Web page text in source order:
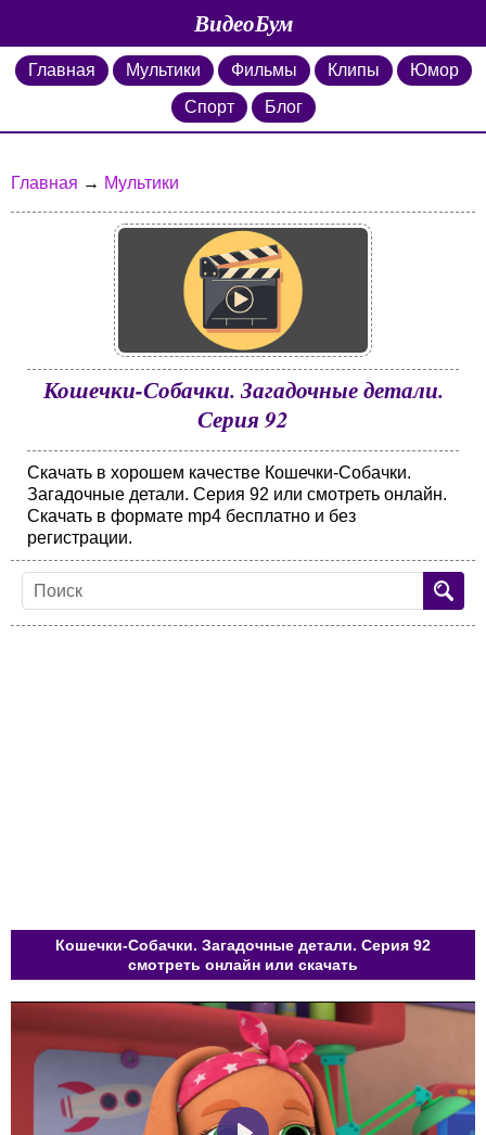
ВидеоБум
Главная Мультики Фильмы Клипы
Юмор
Спорт
Блог
Главная → Мультики
Кошечки-Собачки. Загадочные детали.
Серия 92
Скачать в хорошем качестве Кошечки-Собачки.
Загадочные детали. Серия 92 или смотреть онлайн.
Скачать в формате mp4 бесплатно и без
регистрации.
Кошечки-Собачки. Загадочные детали. Серия 92
смотреть онлайн или скачать